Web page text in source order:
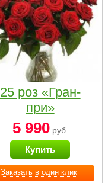
Заказать в один клик
25 роз «Гран-
при»
5 990руб.
Купить